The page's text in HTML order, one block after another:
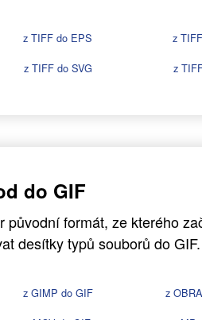
z TIFF do EPS z
z TIFF do SVG z
do GIF
formát, ze kterého
desítky typů souborů do GIF.
z GIMP do GIF z